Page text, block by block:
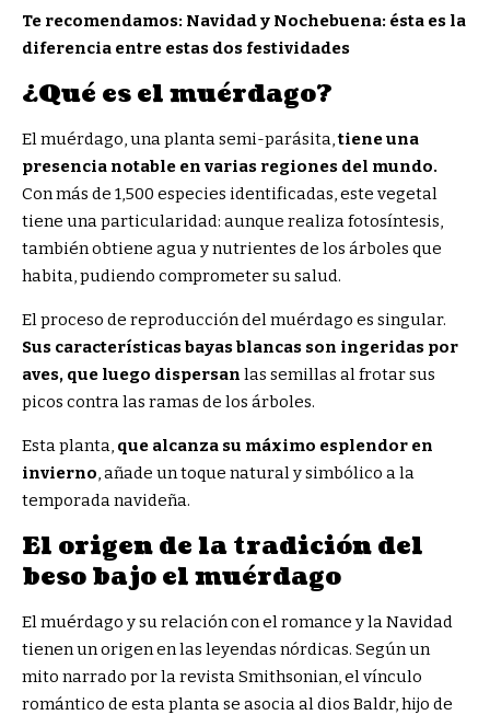
Te recomendamos: Navidad y Nochebuena: ésta es la
diferencia entre estas dos festividades
¿Qué es el muérdago?
El muérdago, una planta semi-parásita,tiene una
presencia notable en varias regiones del mundo.
Con más de 1,500 especies identificadas, este vegetal
tiene una particularidad: aunque realiza fotosíntesis,
también obtiene agua y nutrientes de los árboles que
habita, pudiendo comprometer su salud.
El proceso de reproducción del muérdago es singular.
Sus características bayas blancas son ingeridas por
aves, que luego dispersan las semillas al frotar sus
picos contra las ramas de los árboles.
Esta planta, que alcanza su máximo esplendor en
invierno, añade un toque natural y simbólico a la
temporada navideña.
El origen de la tradición del
beso bajo el muérdago
El muérdago y su relación con el romance y la Navidad
tienen un origen en las leyendas nórdicas. Según un
mito narrado por la revista Smithsonian, el vínculo
romántico de esta planta se asocia al dios Baldr, hijo de